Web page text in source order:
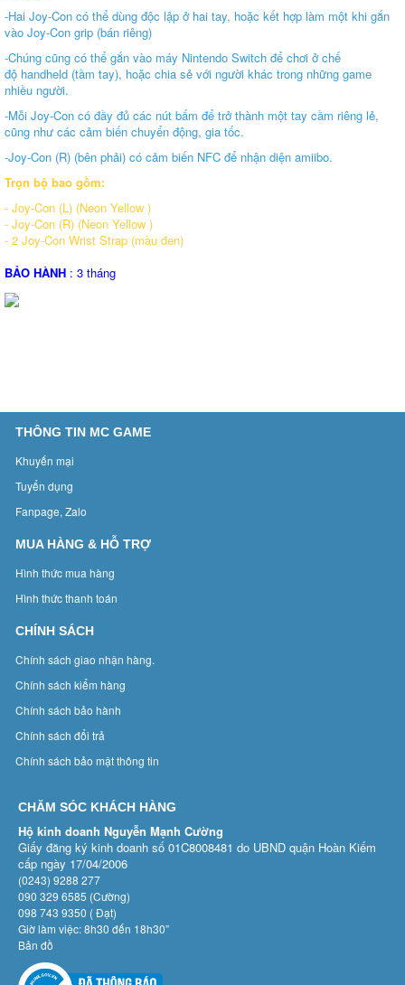
-Hai Joy-Con có thể dùng độc lập ở hai tay, hoặc kết hợp làm một khi gắn
vào Joy-Con grip (bán riêng)
-Chúng cũng có thể gắn vào máy Nintendo Switch để chơi ở chế
độ handheld (tầm tay), hoặc chia sẻ với người khác trong những game
nhiều người.
-Mỗi Joy-Con có đầy đủ các nút bấm để trở thành một tay cầm riêng lẻ,
cũng như các cảm biến chuyển động, gia tốc.
-Joy-Con (R) (bên phải) có cảm biến NFC để nhận diện amiibo.
Trọn bộ bao gồm:
- Joy‑Con (L) (Neon Yellow )
- Joy‑Con (R) (Neon Yellow )
- 2 Joy‑Con Wrist Strap (màu đen)
BẢO HÀNH : 3 tháng
THÔNG TIN MC GAME
Khuyến mại
Tuyển dụng
Fanpage, Zalo
MUA HÀNG & HỖ TRỢ
Hình thức mua hàng
Hình thức thanh toán
CHÍNH SÁCH
Chính sách giao nhận hàng.
Chính sách kiểm hàng
Chính sách bảo hành
Chính sách đổi trả
Chính sách bảo mật thông tin
CHĂM SÓC KHÁCH HÀNG
Hộ kinh doanh Nguyễn Mạnh Cường
Giấy đăng ký kinh doanh số 01C8008481 do UBND quận Hoàn Kiếm
cấp ngày 17/04/2006
(0243) 9288 277
090 329 6585 (Cường)
098 743 9350 ( Đạt)
Giờ làm việc: 8h30 đến 18h30”
Bản đồ